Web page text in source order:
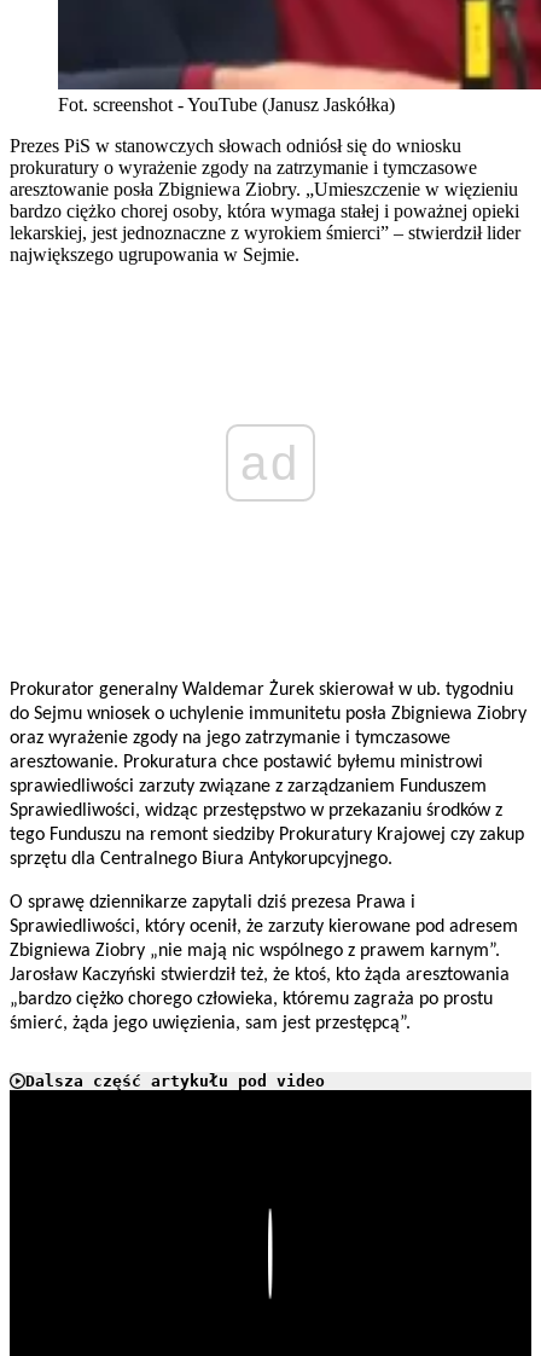
Fot. screenshot - YouTube (Janusz Jaskółka)
Prezes PiS w stanowczych słowach odniósł się do wniosku
prokuratury o wyrażenie zgody na zatrzymanie i tymczasowe
aresztowanie posła Zbigniewa Ziobry. „Umieszczenie w więzieniu
bardzo ciężko chorej osoby, która wymaga stałej i poważnej opieki
lekarskiej, jest jednoznaczne z wyrokiem śmierci” – stwierdził lider
największego ugrupowania w Sejmie.
ad
Prokurator generalny Waldemar Żurek skierował w ub. tygodniu
do Sejmu wniosek o uchylenie immunitetu posła Zbigniewa Ziobry
oraz wyrażenie zgody na jego zatrzymanie i tymczasowe
aresztowanie. Prokuratura chce postawić byłemu ministrowi
sprawiedliwości zarzuty związane z zarządzaniem Funduszem
Sprawiedliwości, widząc przestępstwo w przekazaniu środków z
tego Funduszu na remont siedziby Prokuratury Krajowej czy zakup
sprzętu dla Centralnego Biura Antykorupcyjnego.
O sprawę dziennikarze zapytali dziś prezesa Prawa i
Sprawiedliwości, który ocenił, że zarzuty kierowane pod adresem
Zbigniewa Ziobry „nie mają nic wspólnego z prawem karnym”.
Jarosław Kaczyński stwierdził też, że ktoś, kto żąda aresztowania
„bardzo ciężko chorego człowieka, któremu zagraża po prostu
śmierć, żąda jego uwięzienia, sam jest przestępcą”.
Dalsza część artykułu pod video